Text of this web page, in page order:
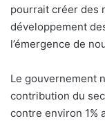
pourrait créer des
développement
l’émergence de
Le gouvernement
contribution du
contre environ 1%